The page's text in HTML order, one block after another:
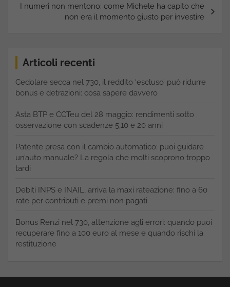
I numeri non mentono: come Michele ha capito che
non era il momento giusto per investire
Articoli recenti
Cedolare secca nel 730, il reddito ‘escluso’ può ridurre
bonus e detrazioni: cosa sapere davvero
Asta BTP e CCTeu del 28 maggio: rendimenti sotto
osservazione con scadenze 5,10 e 20 anni
Patente presa con il cambio automatico: puoi guidare
un’auto manuale? La regola che molti scoprono troppo
tardi
Debiti INPS e INAIL, arriva la maxi rateazione: fino a 60
rate per contributi e premi non pagati
Bonus Renzi nel 730, attenzione agli errori: quando puoi
recuperare fino a 100 euro al mese e quando rischi la
restituzione